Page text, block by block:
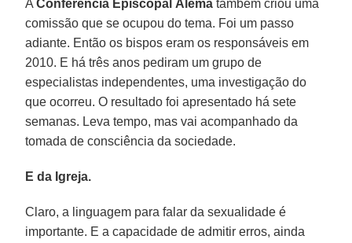
AConferência Episcopal Alemã também criou uma
comissão que se ocupou do tema. Foi um passo
adiante. Então os bispos eram os responsáveis em
2010. E há três anos pediram um grupo de
especialistas independentes, uma investigação do
que ocorreu. O resultado foi apresentado há sete
semanas. Leva tempo, mas vai acompanhado da
tomada de consciência da sociedade.
E da Igreja.
Claro, a linguagem para falar da sexualidade é
importante. E a capacidade de admitir erros, ainda